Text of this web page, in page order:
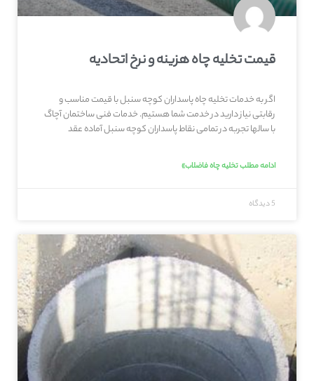
قیمت تخلیه چاه هزینه و نرخ اتحادیه
اگر به خدمات تخلیه چاه پاسداران کوچه سنبل با قیمت مناسب و
رقابتی نیاز دارید در خدمت شما هستیم. خدمات فنی ساختمان آچاگ
با سالها تجربه در تمامی نقاط پاسداران کوچه سنبل آماده عقد
ادامه مطلب تخلیه چاه فاضلاب»
5 دیدگاه